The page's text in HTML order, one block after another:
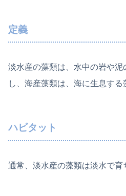
定義
淡水産の藻類は、水中の岩や
し、海産藻類は、海に生息する
ハビタット
通常、淡水産の藻類は淡水で育